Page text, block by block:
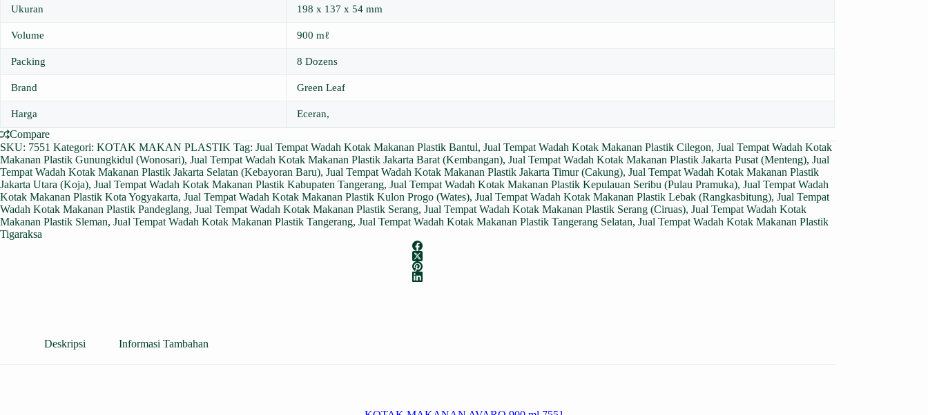
Ukuran 198 x 137 x 54 mm
Volume 900 mℓ
Packing 8 Dozens
Brand Green Leaf
Harga Eceran,
Compare
SKU: 7551 Kategori: KOTAK MAKAN PLASTIK Tag: Jual Tempat Wadah Kotak Makanan Plastik Bantul, Jual Tempat Wadah Kotak Makanan Plastik Cilegon, Jual Tempat Wadah Kotak
Makanan Plastik Gunungkidul (Wonosari), Jual Tempat Wadah Kotak Makanan Plastik Jakarta Barat (Kembangan), Jual Tempat Wadah Kotak Makanan Plastik Jakarta Pusat (Menteng), Jual
Tempat Wadah Kotak Makanan Plastik Jakarta Selatan (Kebayoran Baru), Jual Tempat Wadah Kotak Makanan Plastik Jakarta Timur (Cakung), Jual Tempat Wadah Kotak Makanan Plastik
Jakarta Utara (Koja), Jual Tempat Wadah Kotak Makanan Plastik Kabupaten Tangerang, Jual Tempat Wadah Kotak Makanan Plastik Kepulauan Seribu (Pulau Pramuka), Jual Tempat Wadah
Kotak Makanan Plastik Kota Yogyakarta, Jual Tempat Wadah Kotak Makanan Plastik Kulon Progo (Wates), Jual Tempat Wadah Kotak Makanan Plastik Lebak (Rangkasbitung), Jual Tempat
Wadah Kotak Makanan Plastik Pandeglang, Jual Tempat Wadah Kotak Makanan Plastik Serang, Jual Tempat Wadah Kotak Makanan Plastik Serang (Ciruas), Jual Tempat Wadah Kotak
Makanan Plastik Sleman, Jual Tempat Wadah Kotak Makanan Plastik Tangerang, Jual Tempat Wadah Kotak Makanan Plastik Tangerang Selatan, Jual Tempat Wadah Kotak Makanan Plastik
Tigaraksa
Deskripsi Informasi Tambahan